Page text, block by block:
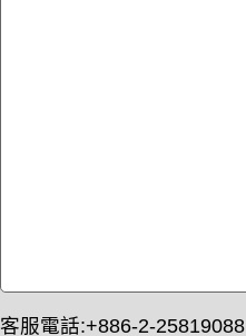
客服電話:+886-2-25819088